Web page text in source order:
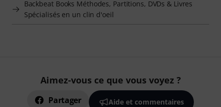
Backbeat Books Méthodes, Partitions, DVDs & Livres
Spécialisés en un clin d'oeil
Aimez-vous ce que vous voyez ?
Partager Aide et commentaires